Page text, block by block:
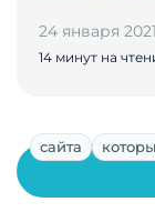
24 января
14 минут на
сайта